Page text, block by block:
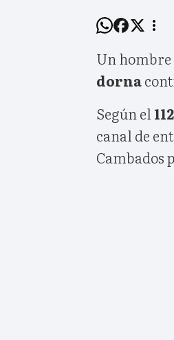
Un hombre
dorna
Según el 112
canal de
Cambados